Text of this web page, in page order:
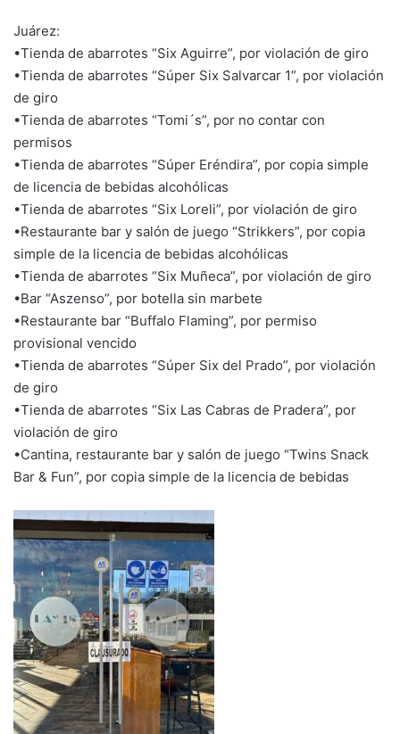
Juárez:
•Tienda de abarrotes “Six Aguirre”, por violación de giro
•Tienda de abarrotes “Súper Six Salvarcar 1”, por violación
de giro
•Tienda de abarrotes “Tomi´s”, por no contar con
permisos
•Tienda de abarrotes “Súper Eréndira”, por copia simple
de licencia de bebidas alcohólicas
•Tienda de abarrotes “Six Loreli”, por violación de giro
•Restaurante bar y salón de juego “Strikkers”, por copia
simple de la licencia de bebidas alcohólicas
•Tienda de abarrotes “Six Muñeca”, por violación de giro
•Bar “Aszenso”, por botella sin marbete
•Restaurante bar “Buffalo Flaming”, por permiso
provisional vencido
•Tienda de abarrotes “Súper Six del Prado”, por violación
de giro
•Tienda de abarrotes “Six Las Cabras de Pradera”, por
violación de giro
•Cantina, restaurante bar y salón de juego “Twins Snack
Bar & Fun”, por copia simple de la licencia de bebidas